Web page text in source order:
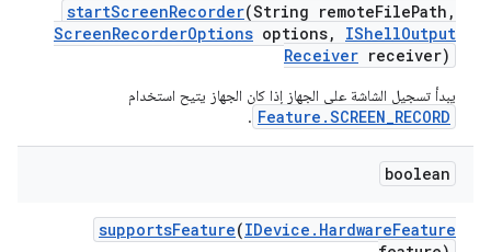
startScreenRecorder(String remoteFilePath ,
ScreenRecorderOptions options, IShellOutput
Receiver receiver)
يبدأ تسجيل الشاشة على الجهاز إذا كان الجهاز يتيح استخدام
Feature.SCREEN_RECORD
.
boolean
supportsFeature(IDevice . HardwareFeature